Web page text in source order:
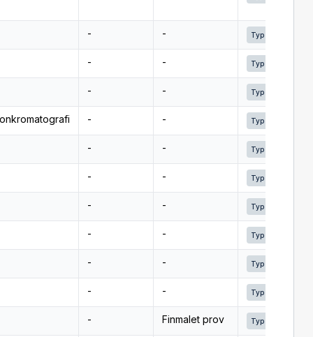
- - Typ 2
- - Typ 2
- - Typ 2
- - Typ 2
- - Typ 2
- - Typ 2
- - Typ 2
- - Typ 2
- - Typ 2
- - Typ 2
- Finmalet prov Typ 2